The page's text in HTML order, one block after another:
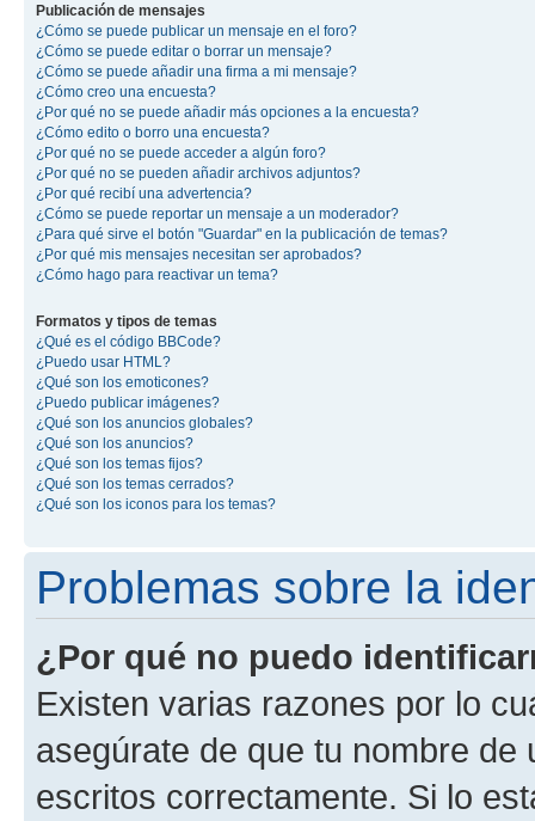
Publicación de mensajes
¿Cómo se puede publicar un mensaje en el foro?
¿Cómo se puede editar o borrar un mensaje?
¿Cómo se puede añadir una firma a mi mensaje?
¿Cómo creo una encuesta?
¿Por qué no se puede añadir más opciones a la encuesta?
¿Cómo edito o borro una encuesta?
¿Por qué no se puede acceder a algún foro?
¿Por qué no se pueden añadir archivos adjuntos?
¿Por qué recibí una advertencia?
¿Cómo se puede reportar un mensaje a un moderador?
¿Para qué sirve el botón "Guardar" en la publicación de temas?
¿Por qué mis mensajes necesitan ser aprobados?
¿Cómo hago para reactivar un tema?
Formatos y tipos de temas
¿Qué es el código BBCode?
¿Puedo usar HTML?
¿Qué son los emoticones?
¿Puedo publicar imágenes?
¿Qué son los anuncios globales?
¿Qué son los anuncios?
¿Qué son los temas fijos?
¿Qué son los temas cerrados?
¿Qué son los iconos para los temas?
Problemas sobre la
¿Por qué no puedo
Existen varias razones por lo
asegúrate de que tu nombre
escritos correctamente. Si lo